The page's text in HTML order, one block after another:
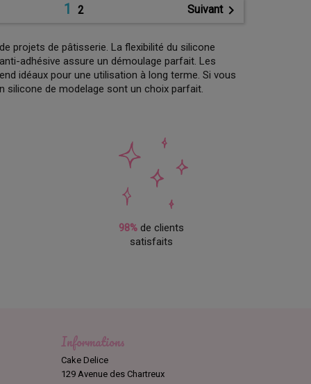
1 2 Suivant
projets de pâtisserie. La flexibilité du silicone
adhésive assure un démoulage parfait. Les
idéaux pour une utilisation à long terme. Si vous
silicone de modelage sont un choix parfait.
98% de clients
satisfaits
Informations
Cake Delice
129 Avenue des Chartreux